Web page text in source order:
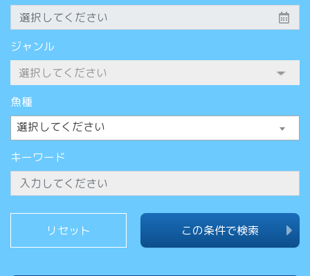
ジャンル
魚種
選択してください
キーワード
この条件で検索